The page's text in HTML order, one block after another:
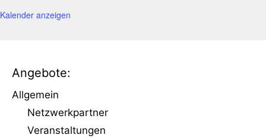
t
Kalender anzeigen
Angebote:
Allgemein
Netzwerkpartner
Veranstaltungen